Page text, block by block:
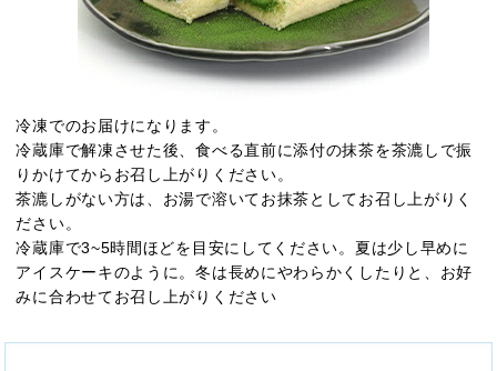
冷凍でのお届けになります。
冷蔵庫で解凍させた後、食べる直前に添付の抹茶を茶漉しで振
りかけてからお召し上がりください。
茶漉しがない方は、お湯で溶いてお抹茶としてお召し上がりく
ださい。
冷蔵庫で3~5時間ほどを目安にしてください。夏は少し早めに
アイスケーキのように。冬は長めにやわらかくしたりと、お好
みに合わせてお召し上がりください